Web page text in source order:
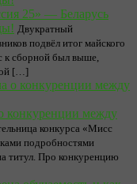
25» — Беларусь
Двукратный
подвёл итог майского
к сборной был выше,
[…]
конкуренции между
конкурса «Мисс
подробностями
титул. Про конкуренцию